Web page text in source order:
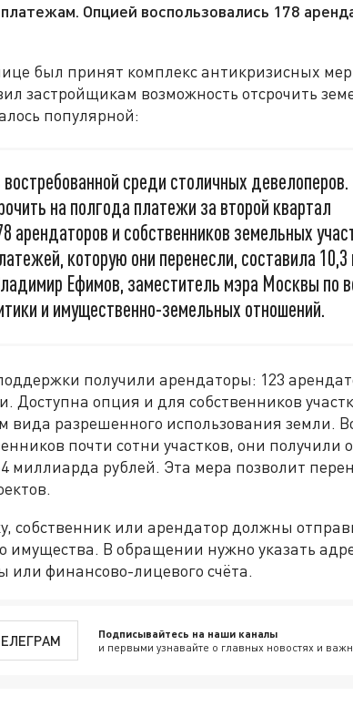
Опцией воспользовались 178
был принят комплекс антикризисных
застройщикам возможность отсрочить
популярной:
среди столичных девелоперов.
на полгода платежи за второй квартал
арендаторов и собственников земельных
которую они перенесли, составила
Ефимов, заместитель мэра Москвы по
и имущественно-земельных отношений.
получили арендаторы: 123
Доступна опция и для собственников
разрешенного использования земли.
почти сотни участков, они получили
миллиарда рублей. Эта мера позволит
собственник или арендатор должны
имущества. В обращении нужно указать
или финансово-лицевого счёта.
Подписывайтесь на наши каналы
и первыми узнавайте о главных новостях и